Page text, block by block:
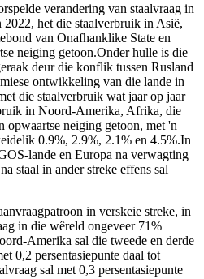
verandering van staalvraag in
het die staalverbruik in Asië,
van Onafhanklike State en
neiging getoon.Onder hulle is die
deur die konflik tussen Rusland
ontwikkeling van die lande in
die staalverbruik wat jaar op jaar
in Noord-Amerika, Afrika, die
opwaartse neiging getoon, met 'n
0.9%, 2.9%, 2.1% en 4.5%.In
lande en Europa na verwagting
staal in ander streke effens sal
in verskeie streke, in
in die wêreld ongeveer 71%
Amerika sal die tweede en derde
0,2 persentasiepunte daal tot
sal met 0,3 persentasiepunte